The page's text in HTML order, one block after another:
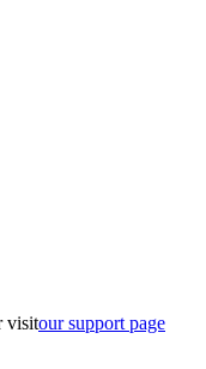
visitour support page